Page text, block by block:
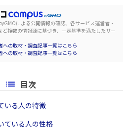
による公開情報の確認、各サービス運営者・
複数の情報源に基づき、一定基準を満たしたサー
の取材・調査記事一覧はこちら
の取材・調査記事一覧はこちら
目次
いる人の特徴
ている人の性格